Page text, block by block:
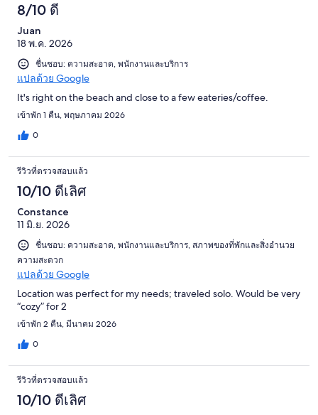
8/10 ดี
Juan
18 พ.ค. 2026
ชื่นชอบ: ความสะอาด, พนักงานและบริการ
แปลด้วย Google
It's right on the beach and close to a few eateries/coffee.
เข้าพัก 1 คืน, พฤษภาคม 2026
0
รีวิวที่ตรวจสอบแล้ว
10/10 ดีเลิศ
Constance
11 มิ.ย. 2026
ชื่นชอบ: ความสะอาด, พนักงานและบริการ, สภาพของที่พักและสิ่งอำนวย
ความสะดวก
แปลด้วย Google
Location was perfect for my needs; traveled solo. Would be very
“cozy” for 2
เข้าพัก 2 คืน, มีนาคม 2026
0
รีวิวที่ตรวจสอบแล้ว
10/10 ดีเลิศ